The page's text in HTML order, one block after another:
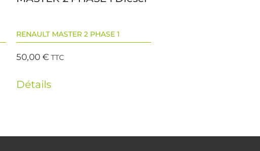
RENAULT MASTER 2 PHASE 1
50,00€ TTC
Détails